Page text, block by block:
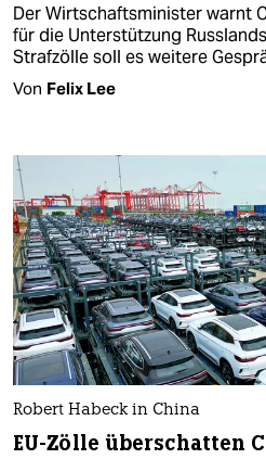
Der Wirtschaftsminister warnt
für die Unterstützung
Strafzölle soll es weitere
Von Felix Lee
Robert Habeck in China
EU-Zölle überschatten